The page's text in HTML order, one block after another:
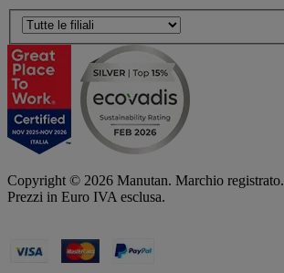
Copyright © 2026 Manutan. Marchio registrato.
Prezzi in Euro IVA esclusa.